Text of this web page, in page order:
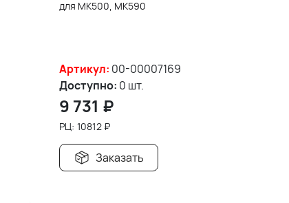
для MK500, MK590
Артикул: 00-00007169
Доступно: 0 шт.
9 731 ₽
РЦ: 10812₽
Заказать